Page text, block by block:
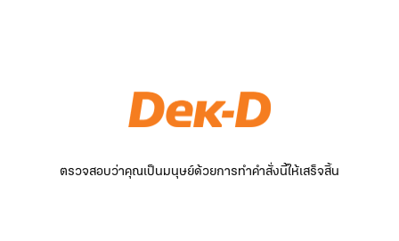
ตรวจสอบว่าคุณเป็นมนุษย์ด้วยการทำคำสั่งนี้ให้เสร็จสิ้น